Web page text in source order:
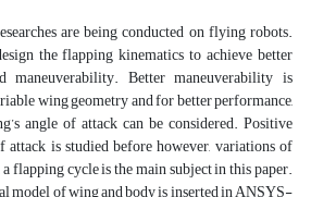
are being conducted on flying robots.
the flapping kinematics to achieve better
maneuverability. Better maneuverability is
wing geometry and for better performance,
angle of attack can be considered. Positive
is studied before however, variations of
flapping cycle is the main subject in this paper.